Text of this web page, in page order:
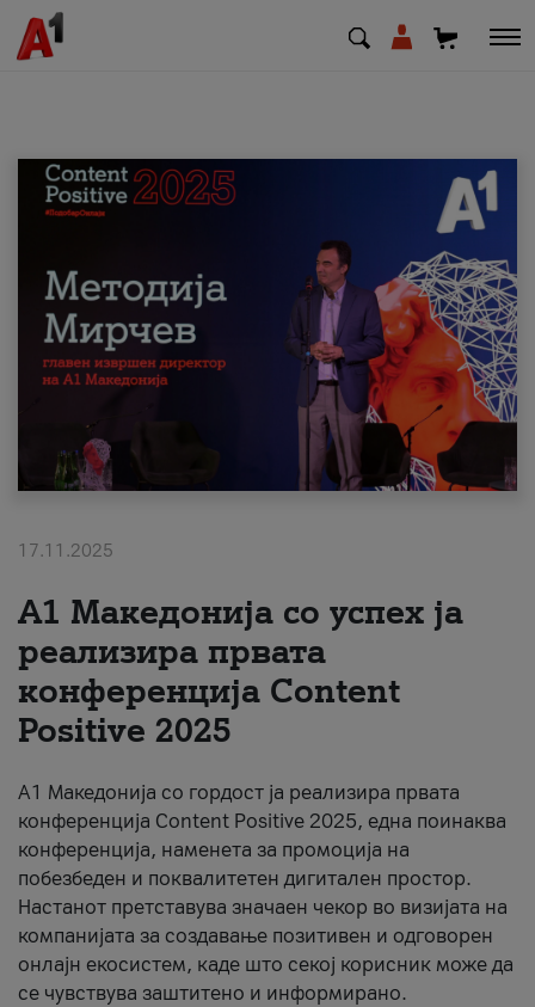
МК EN
Приватни Деловни
Поддршка
Надополни кредит
#ПодобарОнлајн
17.11.2025
А1 Македонија со успех ја
реализира првата
конференција Content
Positive 2025
А1 Македонија со гордост ја реализира првата
конференција Content Positive 2025, една поинаква
конференција, наменета за промоција на
побезбеден и поквалитетен дигитален простор.
Настанот претставува значаен чекор во визијата на
компанијата за создавање позитивен и одговорен
онлајн екосистем, каде што секој корисник може да
се чувствува заштитено и информирано.